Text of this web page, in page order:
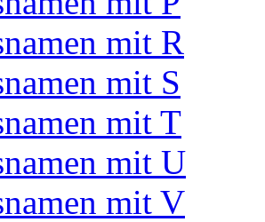
mit R
mit S
mit T
mit U
mit V